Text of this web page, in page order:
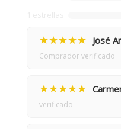
★★★★★ José
Comprador verificado
★★★★★
verificado